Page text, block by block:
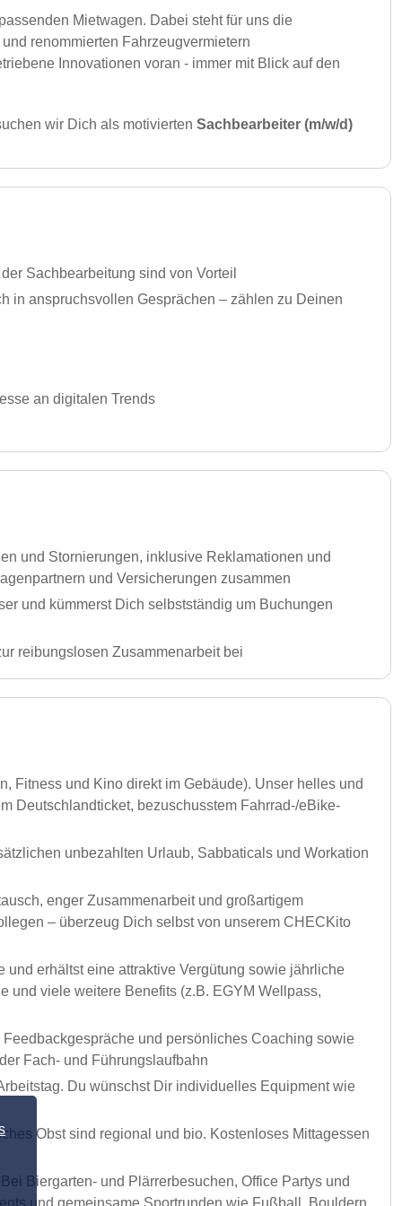
Mietwagen. Dabei steht für uns die
renommierten Fahrzeugvermietern
Innovationen voran - immer mit Blick auf den
wir Dich als motivierten Sachbearbeiter (m/w/d)
Sachbearbeitung sind von Vorteil
in anspruchsvollen Gesprächen – zählen zu Deinen
an digitalen Trends
und Stornierungen, inklusive Reklamationen und
und Versicherungen zusammen
und kümmerst Dich selbstständig um Buchungen
reibungslosen Zusammenarbeit bei
Fitness und Kino direkt im Gebäude). Unser helles und
Deutschlandticket, bezuschusstem Fahrrad-/eBike-
unbezahlten Urlaub, Sabbaticals und Workation
enger Zusammenarbeit und großartigem
– überzeug Dich selbst von unserem CHECKito
und erhältst eine attraktive Vergütung sowie jährliche
und viele weitere Benefits (z.B. EGYM Wellpass,
und persönliches Coaching sowie
Fach- und Führungslaufbahn
Du wünschst Dir individuelles Equipment wie
Obst sind regional und bio. Kostenloses Mittagessen
Biergarten- und Plärrerbesuchen, Office Partys und
und gemeinsame Sportrunden wie Fußball, Bouldern